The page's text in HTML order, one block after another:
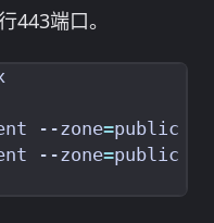
443端口。
--zone=public --
--zone=public --